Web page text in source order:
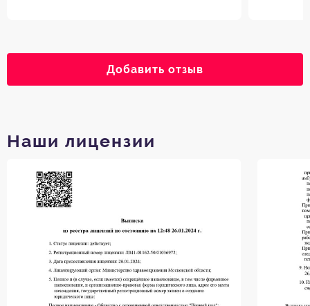
Добавить отзыв
Наши лицензии